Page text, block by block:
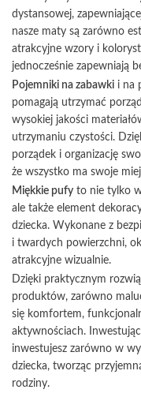
dystansowej,
nasze maty są zarówno
atrakcyjne wzory i
jednocześnie zapewniają
Pojemniki na zabawki i na
pomagają utrzymać
wysokiej jakości
utrzymaniu czystości.
porządek i organizację
że wszystko ma swoje
Miękkie pufy to nie tylko
ale także element
dziecka. Wykonane z
i twardych powierzchni,
atrakcyjne wizualnie.
Dzięki praktycznym
produktów, zarówno
się komfortem,
aktywnościach.
inwestujesz zarówno w
dziecka, tworząc
rodziny.